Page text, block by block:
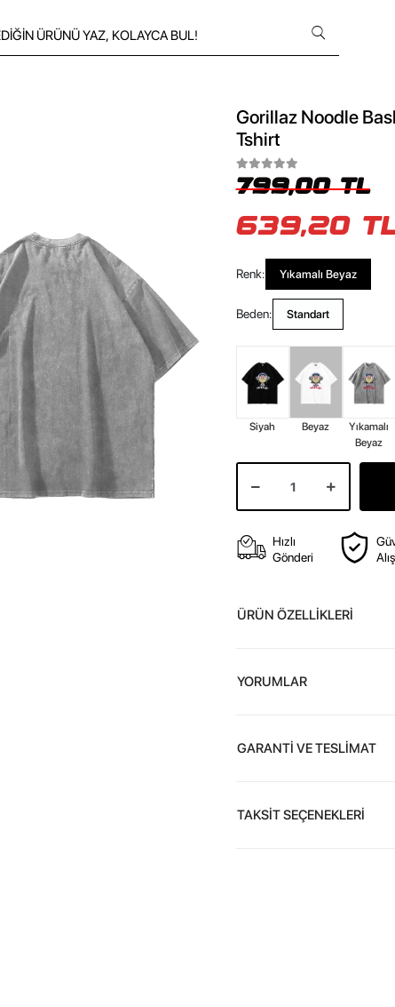
Gorillaz Noodle
Tshirt
799,00 TL
639,20
Renk: Yıkamalı Beyaz
Beden: Standart
Siyah Beyaz
Yıkamalı
Beyaz
Hızlı
Gönderi
ÜRÜN ÖZELLİKLERİ
YORUMLAR
GARANTİ VE TESLİMAT
TAKSİT SEÇENEKLERİ